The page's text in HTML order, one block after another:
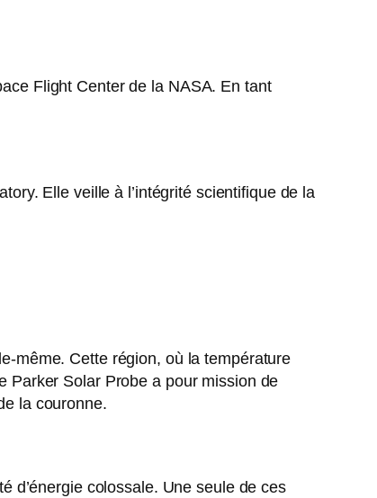
Flight Center de la NASA. En tant
Elle veille à l’intégrité scientifique de la
même. Cette région, où la température
Parker Solar Probe a pour mission de
la couronne.
d’énergie colossale. Une seule de ces